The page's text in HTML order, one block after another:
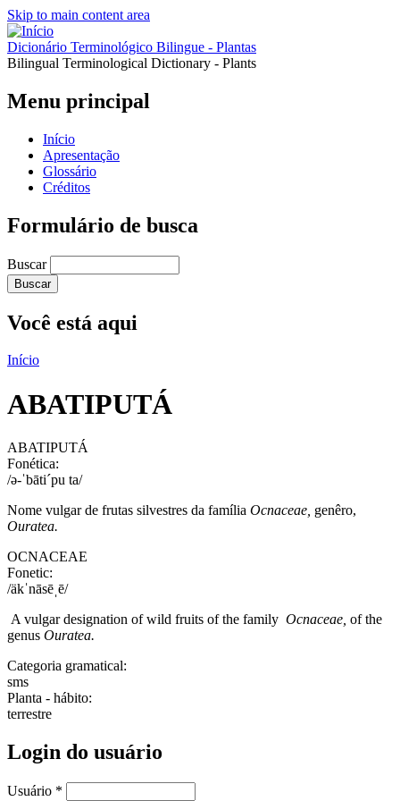
Skip to main content area
Dicionário Terminológico Bilingue - Plantas
Bilingual Terminological Dictionary - Plants
Menu principal
Início
Apresentação
Glossário
Créditos
Formulário de busca
Buscar
Você está aqui
Início
ABATIPUTÁ
ABATIPUTÁ
Fonética:
/ə-ˈbāti´pu ta/
Nome vulgar de frutas silvestres da família Ocnaceae, genêro,
Ouratea.
OCNACEAE
Fonetic:
/äkˈnāsēˌē/
A vulgar designation of wild fruits of the family Ocnaceae, of the
genus Ouratea.
Categoria gramatical:
sms
Planta - hábito:
terrestre
Login do usuário
Usuário *